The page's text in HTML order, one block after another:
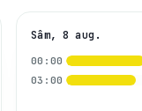
Sâm, 8 aug.
00:00
03:00